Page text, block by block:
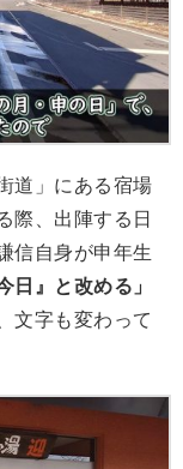
道」にある宿場
際、出陣する日
信自身が申年生
日』と改める」
文字も変わって